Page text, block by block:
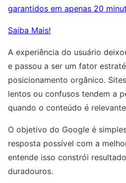
garantidos em apenas 20
Saiba Mais!
A experiência do usuário
e passou a ser um fator
posicionamento orgânico.
lentos ou confusos tendem a
quando o conteúdo é
O objetivo do Google é
resposta possível com a
entende isso constrói
duradouros.